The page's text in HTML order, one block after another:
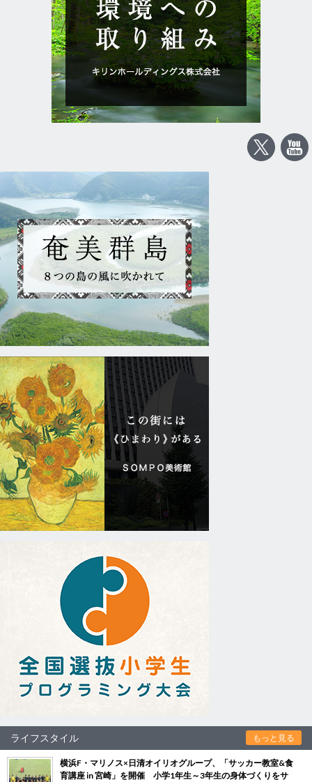
ライフスタイル もっと見る
横浜F・マリノス×日清オイリオグループ、「サッカー教室&食
育講座 in 宮崎」を開催 小学1年生～3年生の身体づくりをサ